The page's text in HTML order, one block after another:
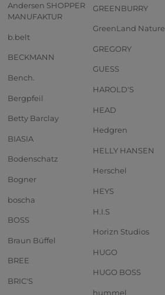
Andersen SHOPPER
MANUFAKTUR
b.belt
BECKMANN
Bench.
Bergpfeil
Betty Barclay
BIASIA
Bodenschatz
Bogner
boscha
BOSS
Braun Büffel
BREE
BRIC'S
GREENBURRY
GreenLand Nature
GREGORY
GUESS
HAROLD'S
HEAD
Hedgren
HELLY HANSEN
Herschel
HEYS
H.I.S
Horizn Studios
HUGO
HUGO BOSS
hummel